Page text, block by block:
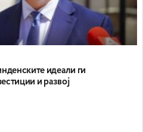
идеали ги
и развој